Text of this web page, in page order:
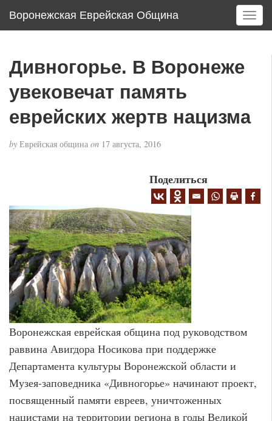
Воронежская Еврейская Община
T
o
v
i
o
Дивногорье. В Воронеже
увековечат память
еврейских жертв нацизма
by Еврейская община on 17 августа, 2016
Поделиться
Воронежская еврейская община под руководством
раввина Авигдора Носикова при поддержке
Департамента культуры Воронежской области и
Музея-заповедника «Дивногорье» начинают проект,
посвященный памяти евреев, уничтоженных
нацистами на территории региона в годы Великой